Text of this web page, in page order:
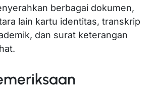
berbagai dokumen,
lain kartu identitas, transkrip
dan surat keterangan